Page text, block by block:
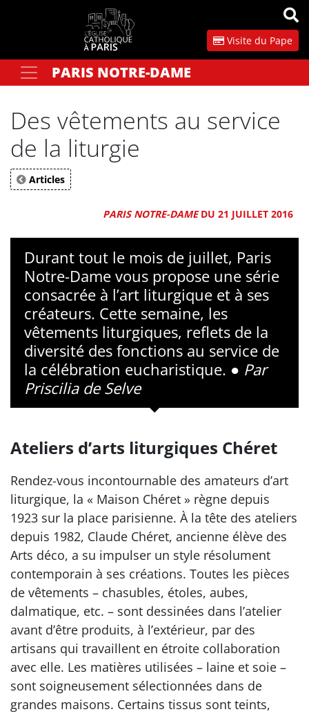
Visite du Pape
Votre recherchePARIS NOTRE-DAME
Des vêtements au service
de la liturgie
Articles
PARIS NOTRE-DAMEDU 21 JUILLET 2016
Durant tout le mois de juillet, Paris
Notre-Dame vous propose une série
consacrée à l’art liturgique et à ses
créateurs. Cette semaine, les
vêtements liturgiques, reflets de la
diversité des fonctions au service de
la célébration eucharistique. ● Par
Priscilia de Selve
Ateliers d’arts liturgiques Chéret
Rendez-vous incontournable des amateurs d’art
liturgique, la « Maison Chéret » règne depuis
1923 sur la place parisienne. À la tête des ateliers
depuis 1982, Claude Chéret, ancienne élève des
Arts déco, a su impulser un style résolument
contemporain à ses créations. Toutes les pièces
de vêtements – chasubles, étoles, aubes,
dalmatique, etc. – sont dessinées dans l’atelier
avant d’être produits, à l’extérieur, par des
artisans qui travaillent en étroite collaboration
avec elle. Les matières utilisées – laine et soie –
sont soigneusement sélectionnées dans de
grandes maisons. Certains tissus sont teints,
Panneau de gestion des cookies